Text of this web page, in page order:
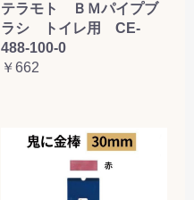
テラモト ＢＭパイプブ
ラシ トイレ用 CE-
488-100-0
￥662